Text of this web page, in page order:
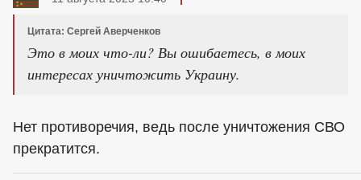
Цитата: Сергей Аверченков
Это в моих что-ли? Вы ошибаетесь, в моих
интересах уничтожить Украину.
Нет противоречия, ведь после уничтожения СВО
прекратится.